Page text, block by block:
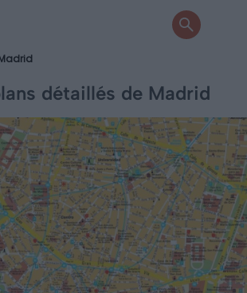
détaillés de Madrid